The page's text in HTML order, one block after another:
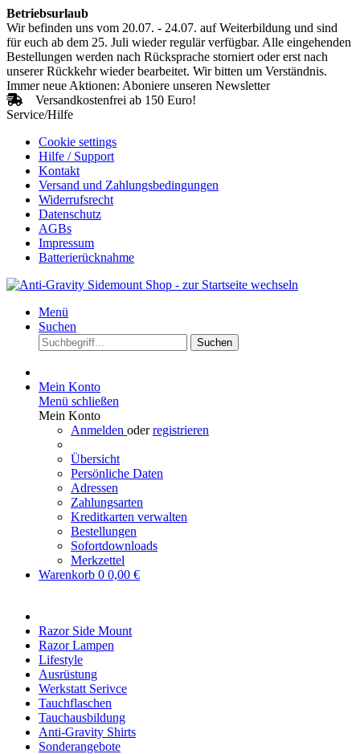
Betriebsurlaub
Wir befinden uns vom 20.07. - 24.07. auf Weiterbildung und sind
für euch ab dem 25. Juli wieder regulär verfügbar. Alle eingehenden
Bestellungen werden nach Rücksprache storniert oder erst nach
unserer Rückkehr wieder bearbeitet. Wir bitten um Verständnis.
Immer neue Aktionen: Aboniere unseren Newsletter
Versandkostenfrei ab 150 Euro!
Service/Hilfe
Cookie settings
Hilfe / Support
Kontakt
Versand und Zahlungsbedingungen
Widerrufsrecht
Datenschutz
AGBs
Impressum
Batterierücknahme
Menü
Suchen
Suchen
Mein Konto
Menü schließen
Mein Konto
Anmelden oderregistrieren
Übersicht
Persönliche Daten
Adressen
Zahlungsarten
Kreditkarten verwalten
Bestellungen
Sofortdownloads
Merkzettel
Warenkorb 0 0,00 €
Razor Side Mount
Razor Lampen
Lifestyle
Ausrüstung
Werkstatt Serivce
Tauchflaschen
Tauchausbildung
Anti-Gravity Shirts
Sonderangebote